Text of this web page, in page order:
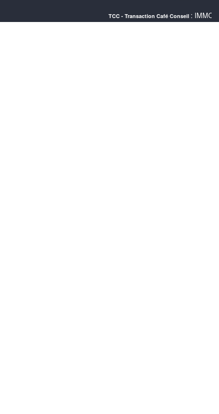
TCC - Transaction Café Conseil: IMMOBILIER